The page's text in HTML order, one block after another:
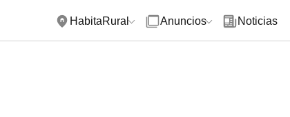
HabitaRural Anuncios Noticias